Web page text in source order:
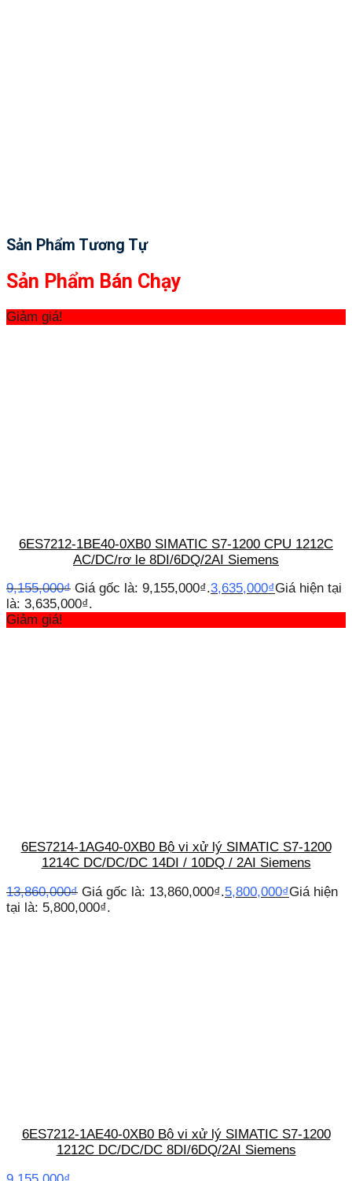
Sản Phẩm Tương Tự
Sản Phẩm Bán Chạy
Giảm giá!
6ES7212-1BE40-0XB0 SIMATIC S7-1200 CPU 1212C
AC/DC/rơ le 8DI/6DQ/2AI Siemens
9,155,000₫ Giá gốc là: 9,155,000₫.3,635,000₫Giá hiện tại
là: 3,635,000₫.
Giảm giá!
6ES7214-1AG40-0XB0 Bộ vi xử lý SIMATIC S7-1200
1214C DC/DC/DC 14DI / 10DQ / 2AI Siemens
13,860,000₫ Giá gốc là: 13,860,000₫.5,800,000₫Giá hiện
tại là: 5,800,000₫.
6ES7212-1AE40-0XB0 Bộ vi xử lý SIMATIC S7-1200
1212C DC/DC/DC 8DI/6DQ/2AI Siemens